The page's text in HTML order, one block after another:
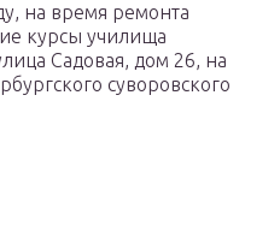
на время ремонта
курсы училища
Садовая, дом 26, на
суворовского